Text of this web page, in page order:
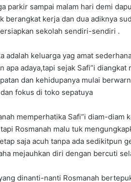
parkir sampai malam hari demi
berangkat kerja dan dua adiknya
sekolah sendiri-sendiri .
adalah keluarga yag amat
apa adaya,tapi sejak Safi”i
dan kehidupanya mulai
fokus di toko sepatuya
memperhatika Safi”i diam-
tapi Rosmanah malu tuk
saja acuh tanpa ada sedikitpun
mejauhkan diri dengan bercuti
dinanti-nanti Rosmanah